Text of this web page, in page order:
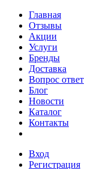
Главная
Отзывы
Акции
Услуги
Бренды
Доставка
Вопрос ответ
Блог
Новости
Каталог
Контакты
Вход
Регистрация